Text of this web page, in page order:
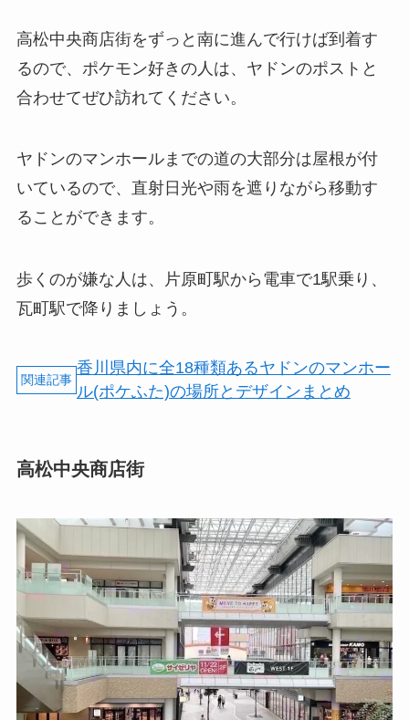
高松中央商店街をずっと南に進んで行けば到着す
るので、ポケモン好きの人は、ヤドンのポストと
合わせてぜひ訪れてください。
ヤドンのマンホールまでの道の大部分は屋根が付
いているので、直射日光や雨を遮りながら移動す
ることができます。
歩くのが嫌な人は、片原町駅から電車で1駅乗り、
瓦町駅で降りましょう。
香川県内に全18種類あるヤドンのマンホー
ル(ポケふた)の場所とデザインまとめ
高松中央商店街